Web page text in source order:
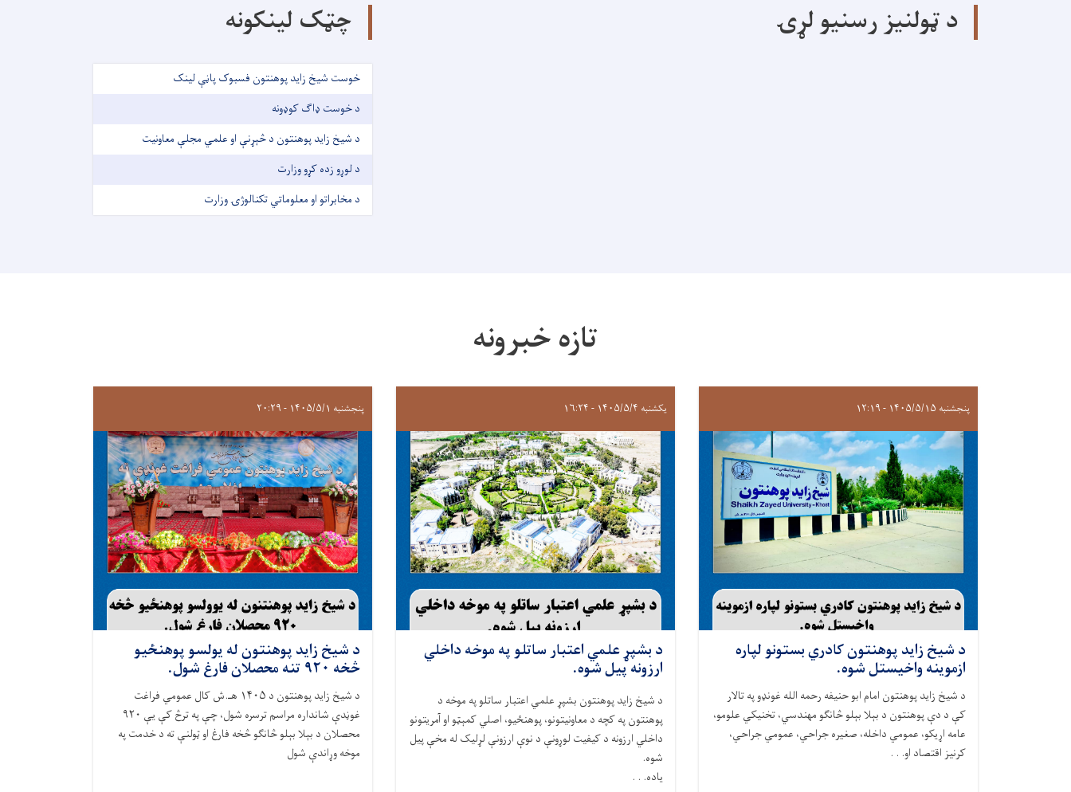
د ټولنیز رسنیو لړۍ چټک لینکونه
خوست شیخ زاید پوهنتون فسبوک پاڼې لینک
د خوست ډاګ کوډونه
د شیخ زاید پوهنتون د څېړنې او علمي مجلې معاونیت
د لوړو زده کړو وزارت
د مخابراتو او معلوماتي تکنالوژۍ وزارت
تازه خبرونه
پنجشنبه ۱۴۰۵/۵/۱۵ - ۱۲:۱۹
د شيخ زايد پوهنتون کادري بستونو لپاره
ازموینه واخيستل شوه.
د شيخ زايد پوهنتون امام ابو حنيفه رحمه الله غونډو په تالار
کې د دې پوهنتون د بېلا بېلو څانګو مهندسي، تخنیکي علومو،
عامه اړيکو، عمومي داخله، صغيره جراحي، عمومي جراحي،
کرنيز اقتصاد او. . .
یکشنبه ۱۴۰۵/۵/۴ - ۱۶:۲۴
د بشپړ علمي اعتبار ساتلو په موخه داخلي
ارزونه پیل شوه.
د شيخ زايد پوهنتون بشپړ علمي اعتبار ساتلو په موخه د
پوهنتون په کچه د معاونيتونو، پوهنځیو، اصلي کمېټو او آمريتونو
داخلي ارزونه د کيفيت لوړونې د نوې ارزونې لړلیک له مخې پیل
شوه.
ياده. . .
پنجشنبه ۱۴۰۵/۵/۱ - ۲۰:۲۹
د شيخ زايد پوهنتون له يولسو پوهنځيو
څخه ۹۲۰ تنه محصلان فارغ شول.
د شيخ زايد پوهنتون د ۱۴۰۵ هـ.ش کال عمومي فراغت
غوڼدې شانداره مراسم ترسره شول، چې په ترڅ کې یې ۹۲۰
محصلان د بېلا بېلو څانګو څخه فارغ او ټولنې ته د خدمت په
موخه وړاندې شول